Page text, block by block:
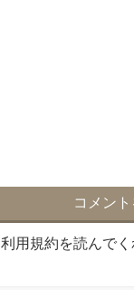
利用規約を読んで